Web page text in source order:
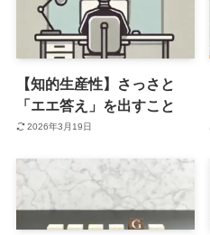
【知的生産性】さっさと
「エエ答え」を出すこと
2026年3月19日